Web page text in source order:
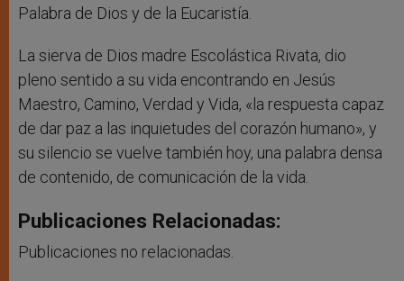
Palabra de Dios y de la Eucaristía.
La sierva de Dios madre Escolástica Rivata, dio
pleno sentido a su vida encontrando en Jesús
Maestro, Camino, Verdad y Vida, «la respuesta capaz
de dar paz a las inquietudes del corazón humano», y
su silencio se vuelve también hoy, una palabra densa
de contenido, de comunicación de la vida.
Publicaciones Relacionadas:
Publicaciones no relacionadas.